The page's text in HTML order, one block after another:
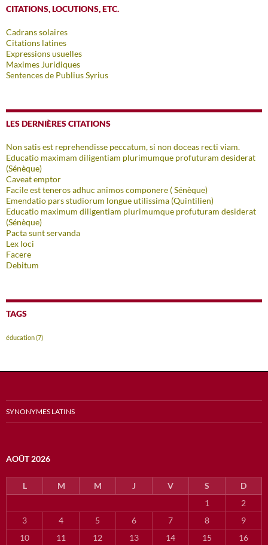
CITATIONS, LOCUTIONS, ETC.
Cadrans solaires
Citations latines
Expressions usuelles
Maximes Juridiques
Sentences de Publius Syrius
LES DERNIÈRES CITATIONS
Non satis est reprehendisse peccatum, si non doceas recti viam.
Educatio maximam diligentiam plurimumque profuturam desiderat
(Sénèque)
Caveat emptor
Facile est teneros adhuc animos componere ( Sénèque)
Emendatio pars studiorum longue utilissima (Quintilien)
Educatio maximum diligentiam plurimumque profuturam desiderat
(Sénèque)
Pacta sunt servanda
Lex loci
Facere
Debitum
TAGS
éducation(7)
SYNONYMES LATINS
AOÛT 2026
L M M J V S
D
1
2
3
4 5 6 7 8
9
10
11 12 13 14 15 16